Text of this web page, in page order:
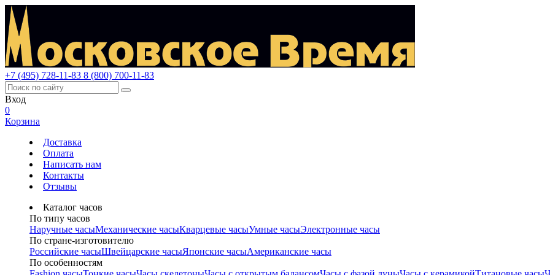
+7 (495) 728-11-83 8 (800) 700-11-83
Вход
0
Корзина
Доставка
Оплата
Написать нам
Контакты
Отзывы
Каталог часов
По типу часов
Наручные часыМеханические часыКварцевые часыУмные часыЭлектронные часы
По стране-изготовителю
Российские часыШвейцарские часыЯпонские часыАмериканские часы
По особенностям